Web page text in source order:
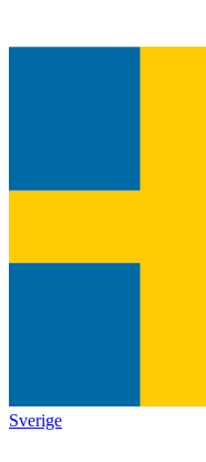
Sverige